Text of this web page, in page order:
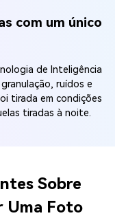
com um único
de Inteligência
ruídos e
tirada em condições
tiradas à noite.
Sobre
Uma Foto